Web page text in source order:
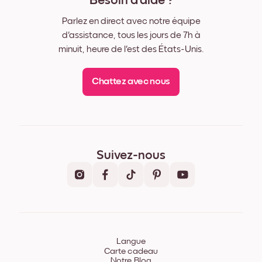
Parlez en direct avec notre équipe
d'assistance, tous les jours de 7h à
minuit, heure de l'est des États-Unis.
Chattez avec nous
Suivez-nous
Langue
Carte cadeau